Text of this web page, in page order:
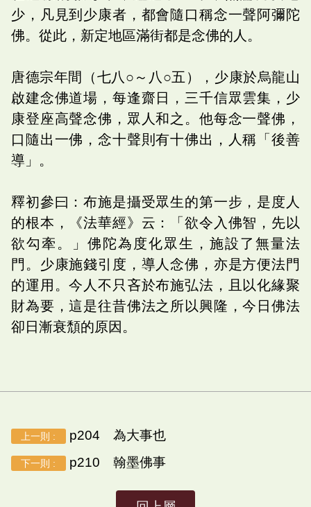
少，凡見到少康者，都會隨口稱念一聲阿彌陀
佛。從此，新定地區滿街都是念佛的人。
唐德宗年間（七八○～八○五），少康於烏龍山
啟建念佛道場，每逢齋日，三千信眾雲集，少
康登座高聲念佛，眾人和之。他每念一聲佛，
口隨出一佛，念十聲則有十佛出，人稱「後善
導」。
釋初參曰：布施是攝受眾生的第一步，是度人
的根本，《法華經》云：「欲令入佛智，先以
欲勾牽。」佛陀為度化眾生，施設了無量法
門。少康施錢引度，導人念佛，亦是方便法門
的運用。今人不只吝於布施弘法，且以化緣聚
財為要，這是往昔佛法之所以興隆，今日佛法
卻日漸衰頹的原因。
上一則 : p204 為大事也
下一則 : p210 翰墨佛事